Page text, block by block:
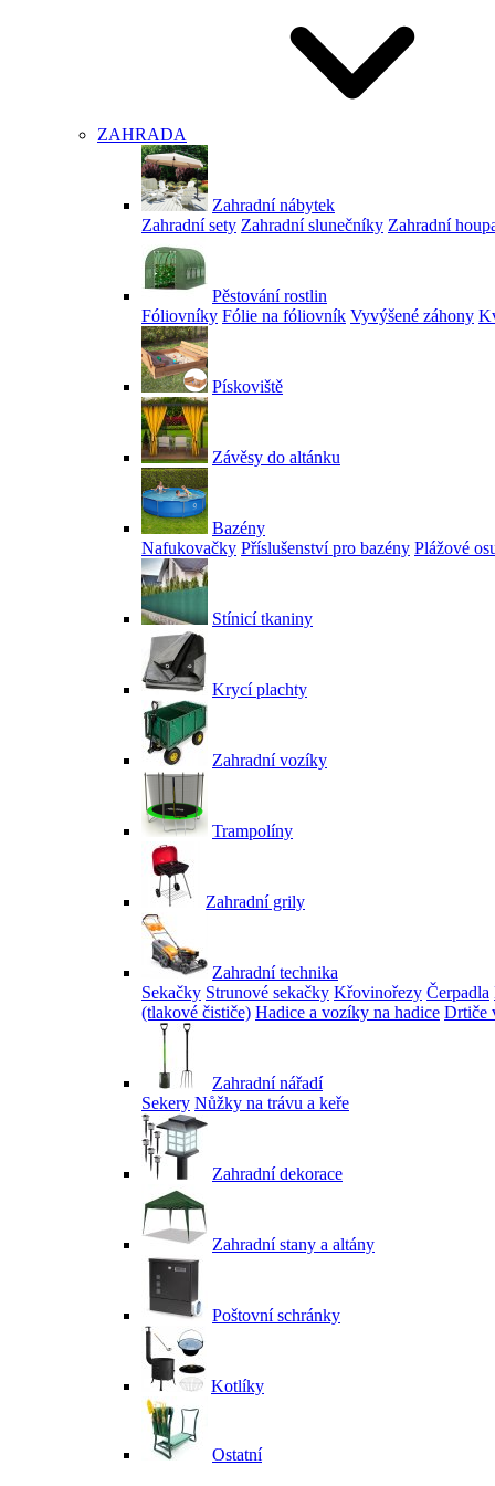
ZAHRADA
Zahradní nábytek
Zahradní sety Zahradní slunečníky Zahradní
Pěstování rostlin
Fóliovníky Fólie na fóliovník Vyvýšené záhony
Pískoviště
Závěsy do altánku
Bazény
Nafukovačky Příslušenství pro bazény Plážové
Stínicí tkaniny
Krycí plachty
Zahradní vozíky
Trampolíny
Zahradní grily
Zahradní technika
Sekačky Strunové sekačky Křovinořezy Čerpadla
(tlakové čističe) Hadice a vozíky na hadice Drtiče
Zahradní nářadí
Sekery Nůžky na trávu a keře
Zahradní dekorace
Zahradní stany a altány
Poštovní schránky
Kotlíky
Ostatní